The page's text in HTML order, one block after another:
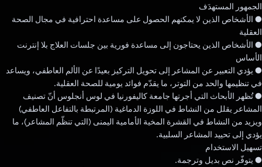
الجمهور المستهدَف
● الأشخاص الذين لا يمكنهم الحصول على مساعدة احترافية في مجال الصحة
العقلية
● الأشخاص الذين يحتاجون إلى مساعدة فورية بين جلسات العلاج بلا إنترنت
الأساس
● يؤدي التعبير عن المشاعر إلى تحويل التركيز بعيدًا عن الألم العاطفي، ويساعد
في تنظيمها والحد من التوتر، ما يقدّم فوائد يومية للصحة العقلية.
● تُظهر الأبحاث التي أجرتها جامعة كاليفورنيا في لوس أنجلوس أنّ تصنيف
المشاعر يقلل من النشاط في اللوزة الدماغية (المرتبطة بالتفاعل العاطفي)
ويزيد من النشاط في القشرة المخية الأمامية اليمنى (التي تنظّم المشاعر)، ما
يؤدي إلى تحييد المشاعر السلبية.
تسهيل الاستخدام
● يتوفّر نص بديل وترجمة.